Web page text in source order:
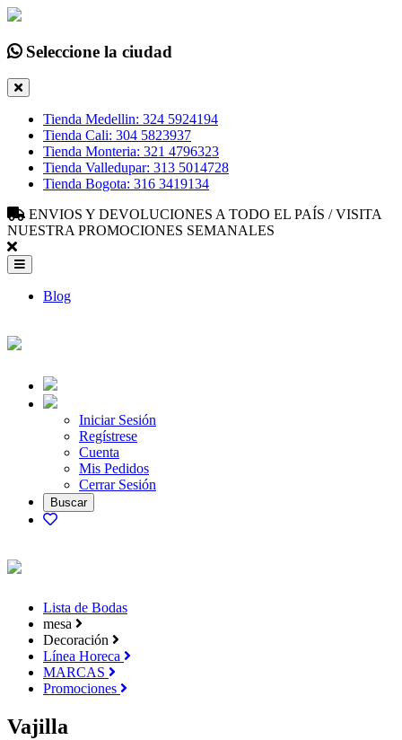
Seleccione la ciudad
Tienda Medellin: 324 5924194
Tienda Cali: 304 5823937
Tienda Monteria: 321 4796323
Tienda Valledupar: 313 5014728
Tienda Bogota: 316 3419134
ENVIOS Y DEVOLUCIONES A TODO EL PAÍS / VISITA
NUESTRA PROMOCIONES SEMANALES
Blog
Iniciar Sesión
Regístrese
Cuenta
Mis Pedidos
Cerrar Sesión
Lista de Bodas
mesa
Decoración
Línea Horeca
MARCAS
Promociones
Vajilla